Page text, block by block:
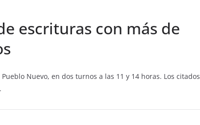
escrituras con más de
Nuevo, en dos turnos a las 11 y 14 horas. Los citados